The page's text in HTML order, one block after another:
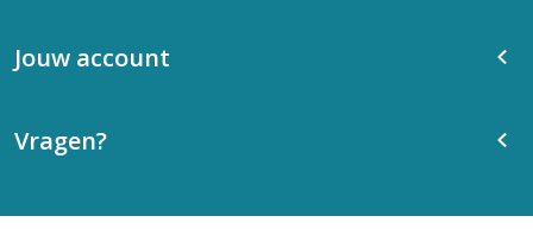
Jouw account
Vragen?